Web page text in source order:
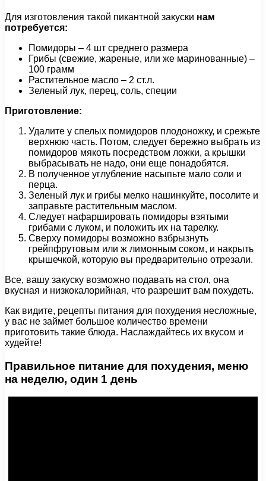
Для изготовления такой пикантной закуски нам
потребуется:
Помидоры – 4 шт среднего размера
Грибы (свежие, жареные, или же маринованные) –
100 грамм
Растительное масло – 2 ст.л.
Зеленый лук, перец, соль, специи
Приготовление:
Удалите у спелых помидоров плодоножку, и срежьте
верхнюю часть. Потом, следует бережно выбрать из
помидоров мякоть посредством ложки, а крышки
выбрасывать не надо, они еще понадобятся.
В полученное углубление насыпьте мало соли и
перца.
Зеленый лук и грибы мелко нашинкуйте, посолите и
заправьте растительным маслом.
Следует нафаршировать помидоры взятыми
грибами с луком, и положить их на тарелку.
Сверху помидоры возможно взбрызнуть
грейпфрутовым или ж лимонным соком, и накрыть
крышечкой, которую вы предварительно отрезали.
Все, вашу закуску возможно подавать на стол, она
вкусная и низкокалорийная, что разрешит вам похудеть.
Как видите, рецепты питания для похудения несложные,
у вас не займет большое количество времени
приготовить такие блюда. Наслаждайтесь их вкусом и
худейте!
Правильное питание для похудения, меню
на неделю, один 1 день